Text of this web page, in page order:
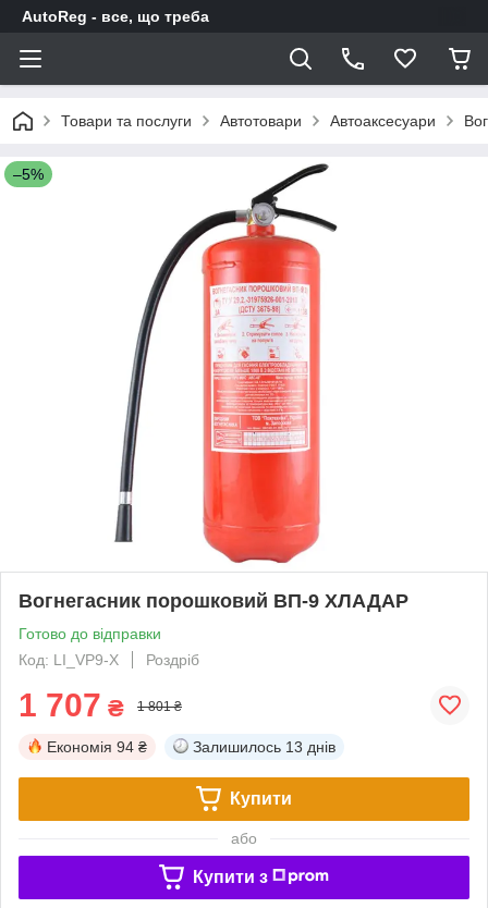
AutoReg - все, що треба
Товари та послуги Автотовари Автоаксесуари
–5%
Вогнегасник порошковий ВП-9 ХЛАДАР
Готово до відправки
Код: LI_VP9-X
Роздріб
1 707 ₴ 1 801 ₴
Економія 94 ₴ Залишилось 13 днів
Купити
або
Купити з